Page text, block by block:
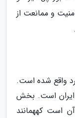
متر جهت امنیت و ممانعت از
واقع شده است.
ایران است. بخش
است کههمانند